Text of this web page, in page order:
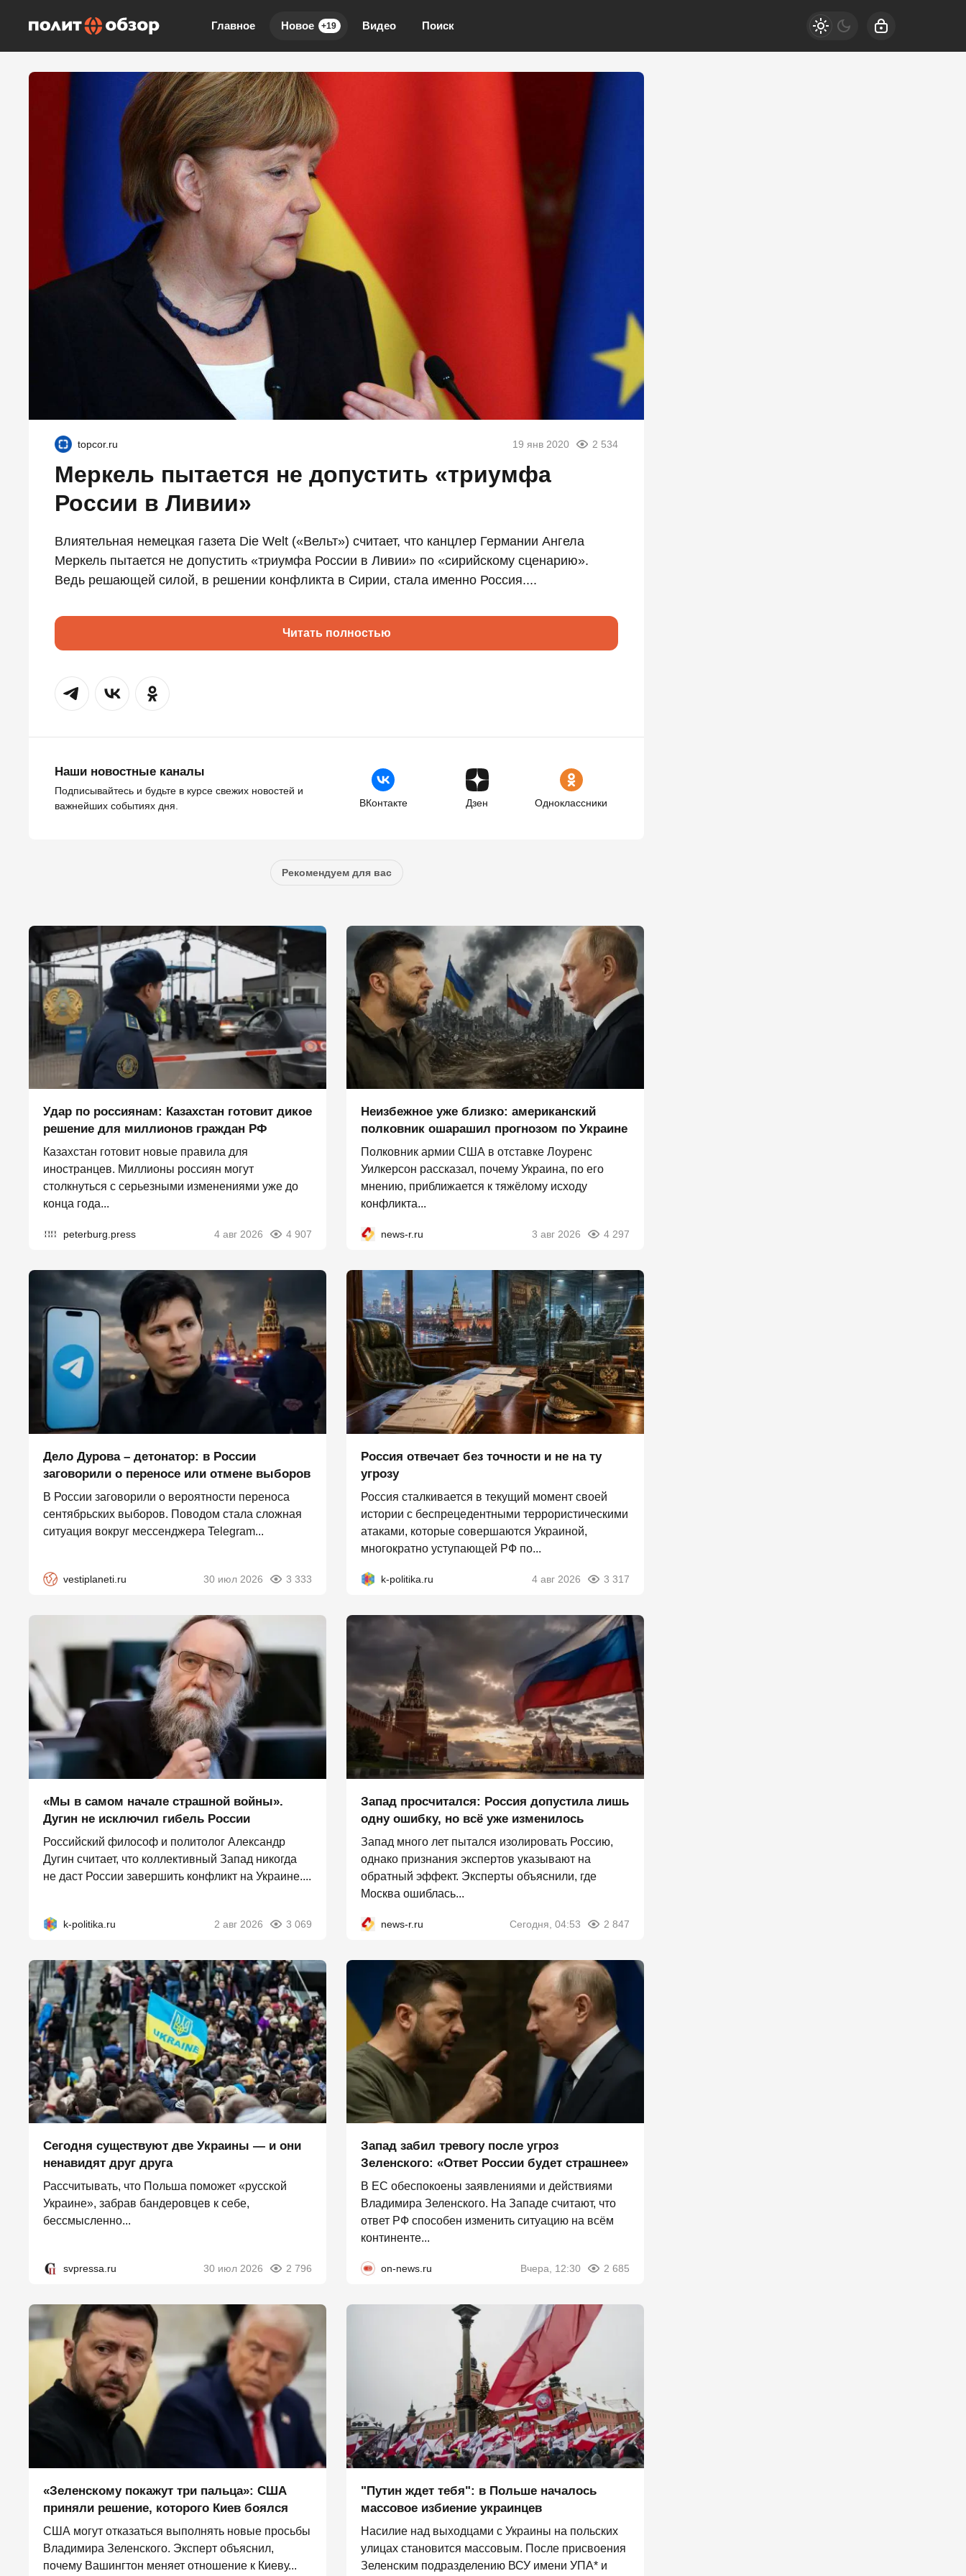
Главное Новое +19 Видео Поиск
topcor.ru 19 янв 2020 2 534
Меркель пытается не допустить «триумфа
России в Ливии»
Влиятельная немецкая газета Die Welt («Вельт») считает, что канцлер Германии Ангела
Меркель пытается не допустить «триумфа России в Ливии» по «сирийскому сценарию».
Ведь решающей силой, в решении конфликта в Сирии, стала именно Россия....
Читать полностью
Наши новостные каналы
Подписывайтесь и будьте в курсе свежих новостей и
важнейших событиях дня.
ВКонтакте Дзен Одноклассники
Рекомендуем для вас
Удар по россиянам: Казахстан готовит дикое
решение для миллионов граждан РФ
Казахстан готовит новые правила для
иностранцев. Миллионы россиян могут
столкнуться с серьезными изменениями уже до
конца года...
peterburg.press 4 авг 2026 4 907
Неизбежное уже близко: американский
полковник ошарашил прогнозом по Украине
Полковник армии США в отставке Лоуренс
Уилкерсон рассказал, почему Украина, по его
мнению, приближается к тяжёлому исходу
конфликта...
news-r.ru 3 авг 2026 4 297
Дело Дурова – детонатор: в России
заговорили о переносе или отмене выборов
В России заговорили о вероятности переноса
сентябрьских выборов. Поводом стала сложная
ситуация вокруг мессенджера Telegram...
vestiplaneti.ru 30 июл 2026 3 333
Россия отвечает без точности и не на ту
угрозу
Россия сталкивается в текущий момент своей
истории с беспрецедентными террористическими
атаками, которые совершаются Украиной,
многократно уступающей РФ по...
k-politika.ru 4 авг 2026 3 317
«Мы в самом начале страшной войны».
Дугин не исключил гибель России
Российский философ и политолог Александр
Дугин считает, что коллективный Запад никогда
не даст России завершить конфликт на Украине....
k-politika.ru 2 авг 2026 3 069
Запад просчитался: Россия допустила лишь
одну ошибку, но всё уже изменилось
Запад много лет пытался изолировать Россию,
однако признания экспертов указывают на
обратный эффект. Эксперты объяснили, где
Москва ошиблась...
news-r.ru Сегодня, 04:53 2 847
Сегодня существуют две Украины — и они
ненавидят друг друга
Рассчитывать, что Польша поможет «русской
Украине», забрав бандеровцев к себе,
бессмысленно...
svpressa.ru 30 июл 2026 2 796
Запад забил тревогу после угроз
Зеленского: «Ответ России будет страшнее»
В ЕС обеспокоены заявлениями и действиями
Владимира Зеленского. На Западе считают, что
ответ РФ способен изменить ситуацию на всём
континенте...
on-news.ru Вчера, 12:30 2 685
«Зеленскому покажут три пальца»: США
приняли решение, которого Киев боялся
США могут отказаться выполнять новые просьбы
Владимира Зеленского. Эксперт объяснил,
почему Вашингтон меняет отношение к Киеву...
"Путин ждет тебя": в Польше началось
массовое избиение украинцев
Насилие над выходцами с Украины на польских
улицах становится массовым. После присвоения
Зеленским подразделению ВСУ имени УПА* и